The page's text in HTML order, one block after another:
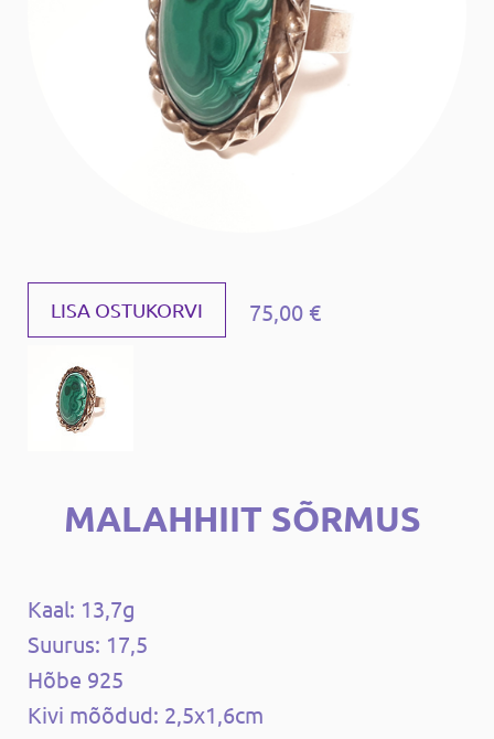
LISA OSTUKORVI 75,00 €
MALAHHIIT SÕRMUS
Kaal: 13,7g
Suurus: 17,5
Hõbe 925
Kivi mõõdud: 2,5x1,6cm